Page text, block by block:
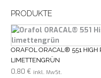
PRODUKTE
ORAFOL ORACAL® 551 HIGH
LIMETTENGRÜN
0,80 € inkl. MwSt.